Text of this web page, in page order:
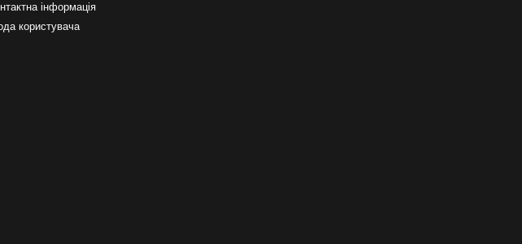
інформація
користувача